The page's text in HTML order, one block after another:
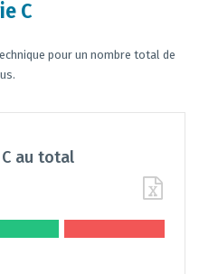
C
pour un nombre total de
au total